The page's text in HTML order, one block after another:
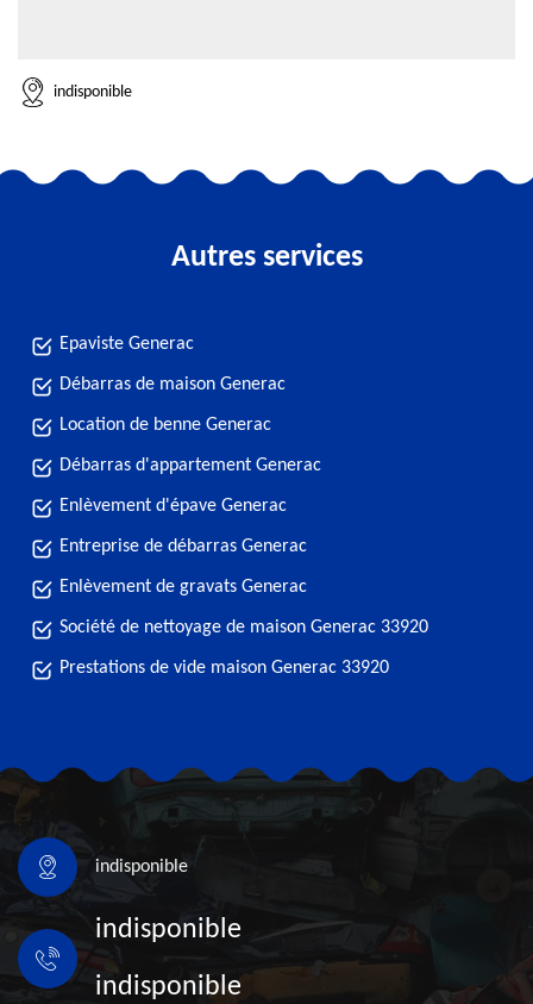
indisponible
Autres services
Epaviste Generac
Débarras de maison Generac
Location de benne Generac
Débarras d'appartement Generac
Enlèvement d'épave Generac
Entreprise de débarras Generac
Enlèvement de gravats Generac
Société de nettoyage de maison Generac 33920
Prestations de vide maison Generac 33920
indisponible
indisponible
indisponible